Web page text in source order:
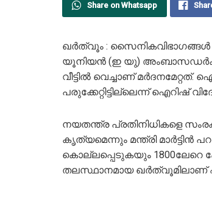
Share on Whatsapp
ഖര്‍ത്വൂം :
യൂനിയന്‍ (ഇ യു)
വീട്ടില്‍ വെച്ചാണ്
പരുക്കേറ്റിട്ടില്ലെന്ന് ഐറിഷ്
നയതന്ത്ര പ്രതിനിധികളെ
കൃത്യമെന്നും മന്ത്രി മാര്‍ട്ടിന്‍
കൊല്ലപ്പെടുകയും
തലസ്ഥാനമായ ഖര്‍ത്വൂമിലാണ്